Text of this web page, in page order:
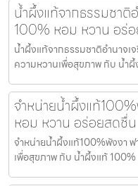
น้ำผึ้งแท้จากธรรมชาติ
100% หอม หวาน อร่
น้ำผึ้งแท้จากธรรมชาติอำนาจ
ความหวานเพื่อสุขภาพ กับ น้ำ
จำหน่ายน้ำผึ้งแท้
หอม หวาน อร่อยสดชื่
จำหน่ายน้ำผึ้งแท้100%พังงา
เพื่อสุขภาพ กับ น้ำผึ้งแท้